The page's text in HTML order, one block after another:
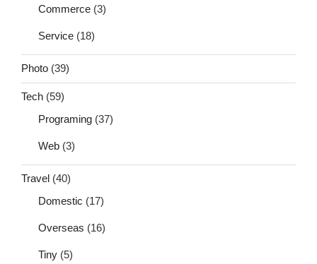
Commerce (3)
Service (18)
Photo (39)
Tech (59)
Programing (37)
Web (3)
Travel (40)
Domestic (17)
Overseas (16)
Tiny (5)